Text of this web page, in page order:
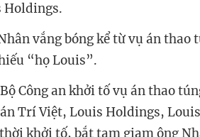
Holdings.
vắng bóng kể từ vụ án thao
“họ Louis”.
Công an khởi tố vụ án thao
Trí Việt, Louis Holdings,
khởi tố, bắt tạm giam ông